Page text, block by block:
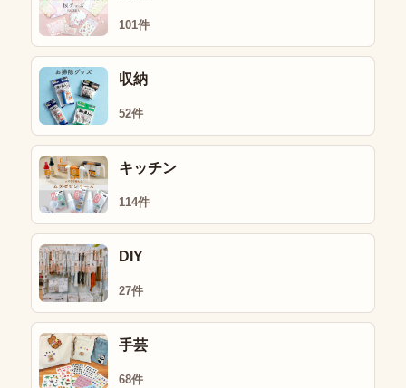
101件
収納
52件
キッチン
114件
DIY
27件
手芸
68件